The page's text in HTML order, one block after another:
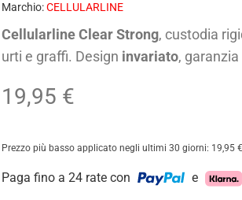
Marchio:CELLULARLINE
Cellularline Clear Strong, custodia
urti e graffi. Design invariato, garanzia
19,95 €
Prezzo più basso applicato negli ultimi 30 giorni: 19,95 €
Paga fino a 24 rate con e